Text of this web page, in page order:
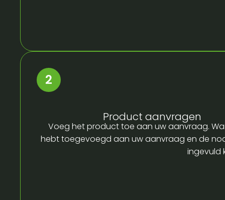
Product aanvragen
Voeg het product toe aan uw aanvraag.
hebt toegevoegd aan uw aanvraag en de
ingevuld